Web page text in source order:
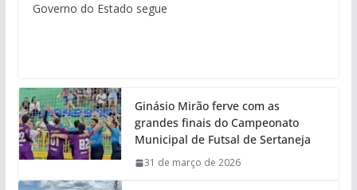
Governo do Estado segue
Ginásio Mirão ferve com as
grandes finais do Campeonato
Municipal de Futsal de Sertaneja
31 de março de 2026